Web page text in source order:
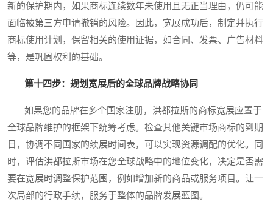
新的保护期内，如果商标连续数年未使用且无正当理由，仍可能
面临被第三方申请撤销的风险。因此，宽展成功后，制定并执行
商标使用计划，保留相关的使用证据，如合同、发票、广告材料
等，是巩固权利的基础。
第十四步：规划宽展后的全球品牌战略协同
如果您的品牌在多个国家注册，洪都拉斯的商标宽展应置于
全球品牌维护的框架下统筹考虑。检查其他关键市场商标的到期
日，协调不同国家的续展时间表，可以实现资源调配的优化。同
时，评估洪都拉斯市场在您全球战略中的地位变化，决定是否需
要在宽展时调整保护范围，例如增加新的商品或服务项目。让一
次局部的行政手续，服务于整体的品牌发展蓝图。